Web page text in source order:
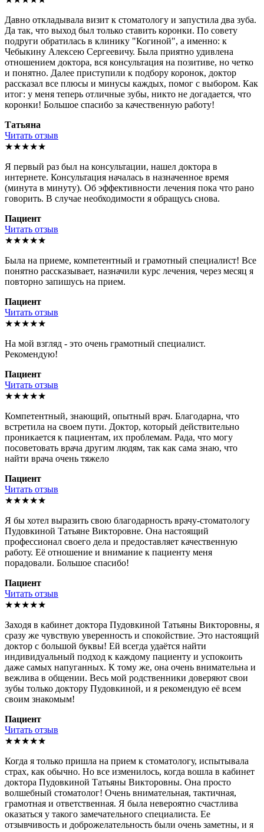
Давно откладывала визит к стоматологу и запустила два зуба.
Да так, что выход был только ставить коронки. По совету
подруги обратилась в клинику "Когиной", а именно: к
Чебыкину Алексею Сергеевичу. Была приятно удивлена
отношением доктора, вся консультация на позитиве, но четко
и понятно. Далее приступили к подбору коронок, доктор
рассказал все плюсы и минусы каждых, помог с выбором. Как
итог: у меня теперь отличные зубы, никто не догадается, что
коронки! Большое спасибо за качественную работу!
Татьяна
Читать отзыв
★★★★★
Я первый раз был на консультации, нашел доктора в
интернете. Консультация началась в назначенное время
(минута в минуту). Об эффективности лечения пока что рано
говорить. В случае необходимости я обращусь снова.
Пациент
Читать отзыв
★★★★★
Была на приеме, компетентный и грамотный специалист! Все
понятно рассказывает, назначили курс лечения, через месяц я
повторно запишусь на прием.
Пациент
Читать отзыв
★★★★★
На мой взгляд - это очень грамотный специалист.
Рекомендую!
Пациент
Читать отзыв
★★★★★
Компетентный, знающий, опытный врач. Благодарна, что
встретила на своем пути. Доктор, который действительно
проникается к пациентам, их проблемам. Рада, что могу
посоветовать врача другим людям, так как сама знаю, что
найти врача очень тяжело
Пациент
Читать отзыв
★★★★★
Я бы хотел выразить свою благодарность врачу-стоматологу
Пудовкиной Татьяне Викторовне. Она настоящий
профессионал своего дела и предоставляет качественную
работу. Её отношение и внимание к пациенту меня
порадовали. Большое спасибо!
Пациент
Читать отзыв
★★★★★
Заходя в кабинет доктора Пудовкиной Татьяны Викторовны, я
сразу же чувствую уверенность и спокойствие. Это настоящий
доктор с большой буквы! Ей всегда удаётся найти
индивидуальный подход к каждому пациенту и успокоить
даже самых напуганных. К тому же, она очень внимательна и
вежлива в общении. Весь мой родственники доверяют свои
зубы только доктору Пудовкиной, и я рекомендую её всем
своим знакомым!
Пациент
Читать отзыв
★★★★★
Когда я только пришла на прием к стоматологу, испытывала
страх, как обычно. Но все изменилось, когда вошла в кабинет
доктора Пудовкиной Татьяны Викторовны. Она просто
волшебный стоматолог! Очень внимательная, тактичная,
грамотная и ответственная. Я была невероятно счастлива
оказаться у такого замечательного специалиста. Ее
отзывчивость и доброжелательность были очень заметны, и я